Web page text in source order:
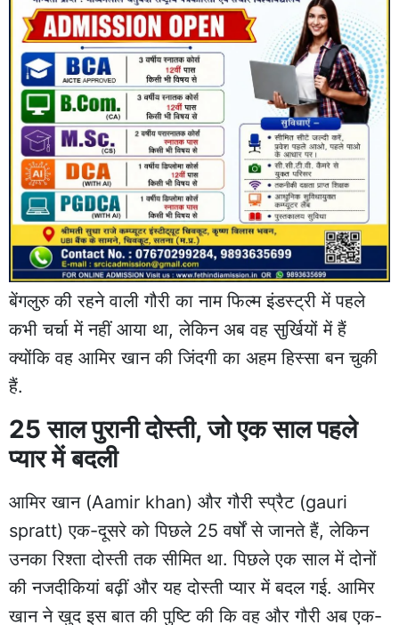
बेंगलुरु की रहने वाली गौरी का नाम फिल्म इंडस्ट्री में पहले
कभी चर्चा में नहीं आया था, लेकिन अब वह सुर्खियों में हैं
क्योंकि वह आमिर खान की जिंदगी का अहम हिस्सा बन चुकी
हैं.
25 साल पुरानी दोस्ती, जो एक साल पहले
प्यार में बदली
आमिर खान (Aamir khan) और गौरी स्प्रैट (gauri
spratt) एक-दूसरे को पिछले 25 वर्षों से जानते हैं, लेकिन
उनका रिश्ता दोस्ती तक सीमित था. पिछले एक साल में दोनों
की नजदीकियां बढ़ीं और यह दोस्ती प्यार में बदल गई. आमिर
खान ने खुद इस बात की पुष्टि की कि वह और गौरी अब एक-